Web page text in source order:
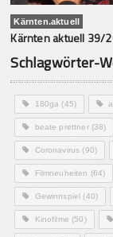
Kärnten.aktuell
Kärnten aktuell 39/
Schlagwörter-
180ga (45)
beate prettner(38)
Coronavirus (90)
Filmneuheiten (64)
Gewinnspiel (40)
Kinofilme (50)